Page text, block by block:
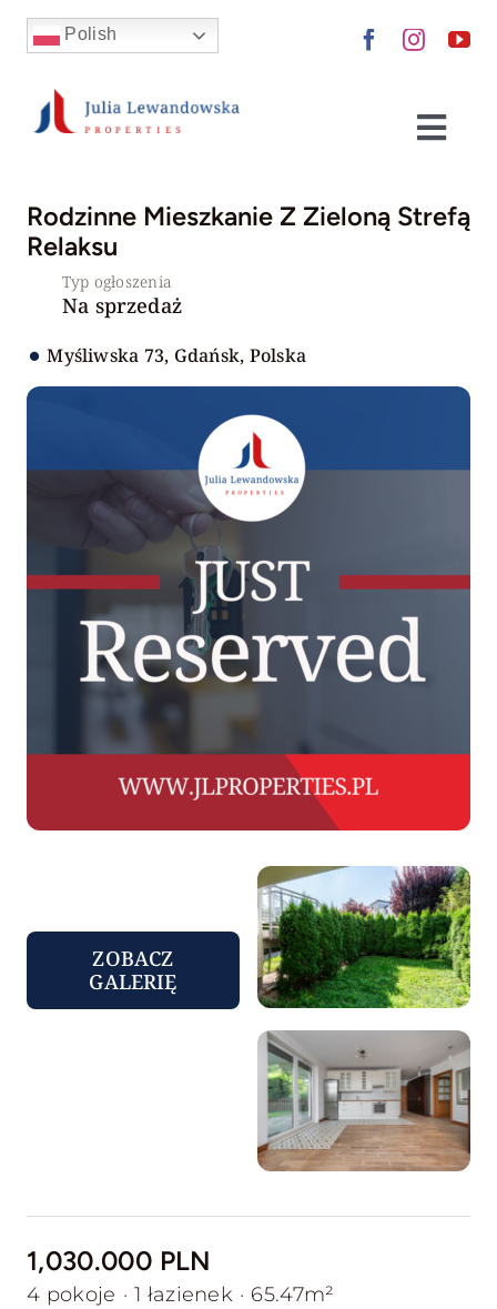
Skip
Polish
Komercyjne
Oferty Dyskretne
Rodzinne Mieszkanie Z Zieloną Strefą
Relaksu
Typ ogłoszenia
Na sprzedaż
Myśliwska 73, Gdańsk, Polska
ZOBACZ
GALERIĘ
1,030.000 PLN
4 pokoje · 1 łazienek · 65.47m²